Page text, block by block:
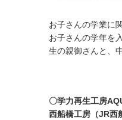
お子さんの学業に
お子さんの学年を
生の親御さんと、
〇学力再生工房
西船橋工房（JR西